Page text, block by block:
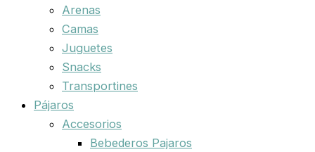
Arenas
Camas
Juguetes
Snacks
Transportines
Pájaros
Accesorios
Bebederos Pajaros